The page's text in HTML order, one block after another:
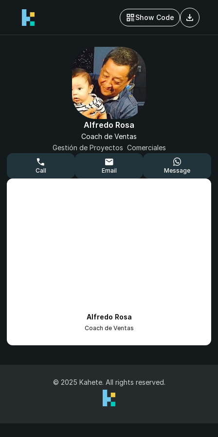
Show Code download
Alfredo Rosa
Coach de Ventas
Gestión de Proyectos  Comerciales
Call Email Message
Alfredo Rosa
Coach de Ventas
© 2025 Kahete. All rights reserved.